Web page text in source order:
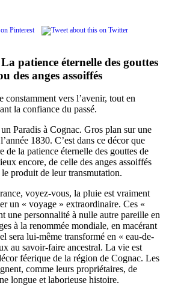
La patience éternelle des gouttes
des anges assoiffés
constamment vers l’avenir, tout en
la confiance du passé.
Paradis à Cognac. Gros plan sur une
1830. C’est dans ce décor que
de la patience éternelle des gouttes de
encore, de celle des anges assoiffés
produit de leur transmutation.
voyez-vous, la pluie est vraiment
un « voyage » extraordinaire. Ces «
une personnalité à nulle autre pareille en
à la renommée mondiale, en macérant
sera lui-même transformé en « eau-de-
au savoir-faire ancestral. La vie est
féerique de la région de Cognac. Les
comme leurs propriétaires, de
longue et laborieuse histoire.